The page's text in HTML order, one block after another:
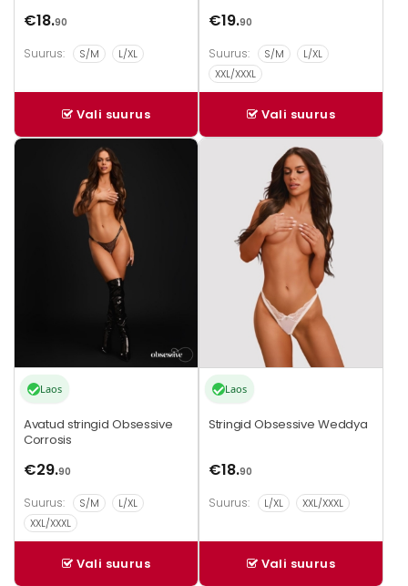
€18.90
Suurus: S/M L/XL
Vali suurus
€19.90
Suurus: S/M
L/XL
XXL/XXXL
Vali suurus
Laos
Avatud stringid Obsessive
Corrosis
€29.90
Suurus: S/M
L/XL
XXL/XXXL
Vali suurus
Sellel
Laos
Stringid Obsessive Weddya
€18.90
Suurus: L/XL XXL/XXXL
Vali suurus
Sellel
Valikuid
tootelehel.